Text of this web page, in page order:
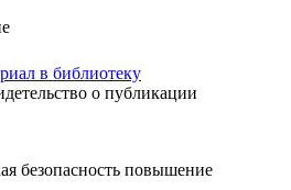
в библиотеку
о публикации